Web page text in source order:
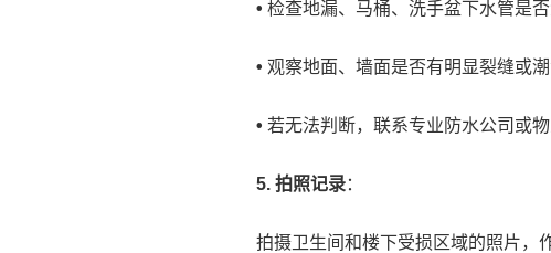
• 检查地漏、马桶、洗手盆下水管是否
• 观察地面、墙面是否有明显裂缝或潮
• 若无法判断，联系专业防水公司或物
5. 拍照记录：
拍摄卫生间和楼下受损区域的照片，